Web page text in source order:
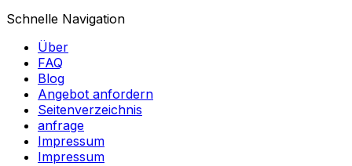
Schnelle Navigation
Über
FAQ
Blog
Angebot anfordern
Seitenverzeichnis
anfrage
Impressum
Impressum